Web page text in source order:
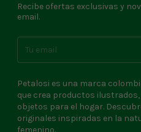
Recibe ofertas exclusivas y
email.
Petalosi es una marca
que crea productos
objetos para el hogar.
originales inspiradas en la
femenino.